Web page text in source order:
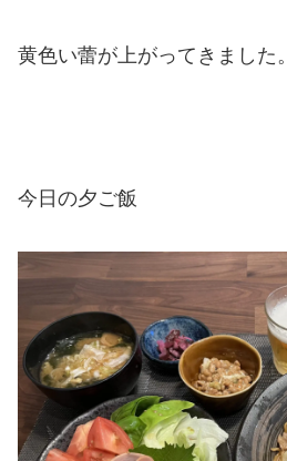
黄色い蕾が上がってきました。
今日の夕ご飯